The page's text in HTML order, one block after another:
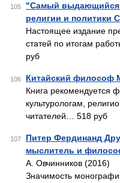
105
"Самый выдающийся
религии и политики
Настоящее издание
статей по итогам
руб
106 Китайский философ
Книга рекомендуется
культурологам,
читателей… 518 руб
107
Питер Фердинанд
мыслитель и
А. Овчинников (2016)
Значимость